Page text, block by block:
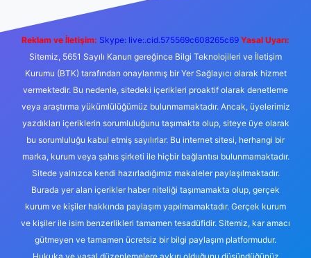
Reklam ve İletişim: Skype: live:.cid.575569c608265c69 Yasal Uyarı:
Sitemiz, 5651 Sayılı Kanun gereğince Bilgi Teknolojileri ve İletişim
Kurumu (BTK) tarafından onaylanmış bir Yer Sağlayıcı olarak hizmet
vermektedir. Bu nedenle, sitedeki içerikleri proaktif olarak denetleme
veya araştırma yükümlülüğümüz bulunmamaktadır. Ancak, üyelerimiz
yazdıkları içeriklerin sorumluluğunu taşımakta olup, siteye üye olarak
bu sorumluluğu kabul etmiş sayılırlar. Bu internet sitesi, herhangi bir
marka, kurum veya şahıs şirketi ile hiçbir bağlantısı bulunmamaktadır.
Sitede yalnızca kendi hazırladığımız makaleler paylaşılmaktadır.
Burada yer alan içerikler haber niteliği taşımamakta olup, gerçek
kurum ve kişiler hakkında paylaşım yapılmamaktadır. Gerçek kurum
ve kişiler ile isim benzerlikleri tamamen tesadüfidir. Sitemiz, kar amacı
gütmeyen ve tamamen ücretsiz bir bilgi paylaşım platformudur.